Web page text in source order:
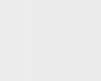
（楽天証券
楽天証券フ
もありませ